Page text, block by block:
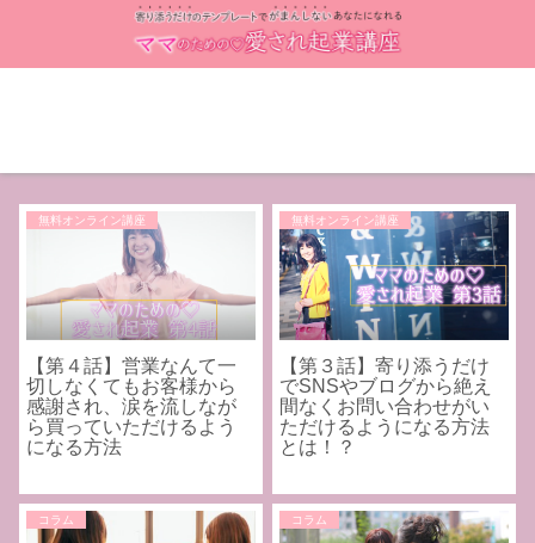
無料オンライン講座
【第４話】営業なんて一
切しなくてもお客様から
感謝され、涙を流しなが
ら買っていただけるよう
になる方法
無料オンライン講座
【第３話】寄り添うだけ
でSNSやブログから絶え
間なくお問い合わせがい
ただけるようになる方法
とは！？
コラム コラム